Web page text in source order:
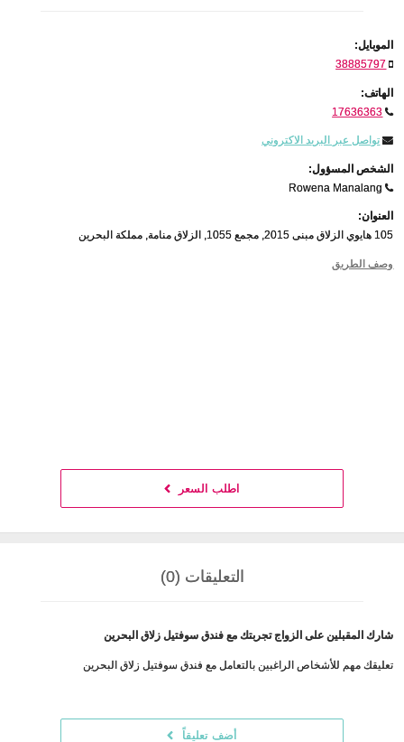
الموبايل:
38885797
الهاتف:
17636363
تواصل عبر البريد الاكتروني
الشخص المسؤول:
Rowena Manalang
العنوان:
105 هايوي الزلاق مبنى 2015, مجمع 1055, الزلاق منامة, مملكة البحرين
وصف الطريق
اطلب السعر
التعليقات (0)
شارك المقبلين على الزواج تجربتك مع فندق سوفتيل زلاق البحرين
تعليقك مهم للأشخاص الراغبين بالتعامل مع فندق سوفتيل زلاق البحرين
أضف تعليقاً